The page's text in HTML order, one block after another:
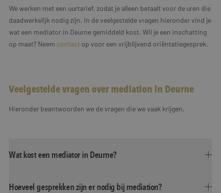
We werken met een uurtarief, zodat je alleen betaalt voor de uren die
daadwerkelijk nodig zijn. In de veelgestelde vragen hieronder vind je
wat een mediator in Deurne gemiddeld kost. Wil je een inschatting
op maat? Neem contact op voor een vrijblijvend oriëntatiegesprek.
Veelgestelde vragen over mediation in Deurne
Hieronder beantwoorden we de vragen die we vaak krijgen.
Wat kost een mediator in Deurne?
Hoeveel gesprekken zijn er nodig bij mediation?